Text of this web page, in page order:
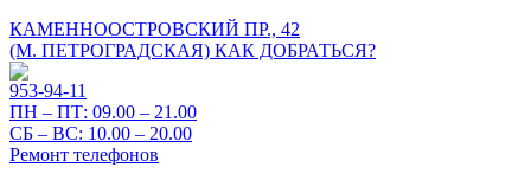
КАМЕННООСТРОВСКИЙ ПР., 42
(М. ПЕТРОГРАДСКАЯ) КАК ДОБРАТЬСЯ?
953-94-11
ПН – ПТ: 09.00 – 21.00
СБ – ВС: 10.00 – 20.00
Ремонт телефонов